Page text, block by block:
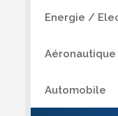
Energie /
Aéronautique
Automobile